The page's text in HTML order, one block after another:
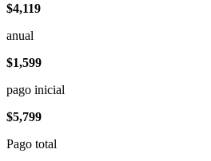
$4,119
anual
$1,599
pago inicial
$5,799
Pago total